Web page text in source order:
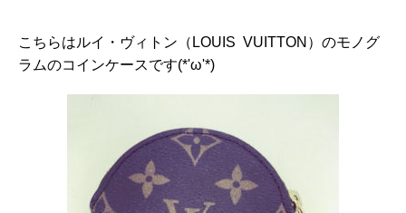
こちらはルイ・ヴィトン（LOUIS VUITTON）のモノグ
ラムのコインケースです(*'ω'*)